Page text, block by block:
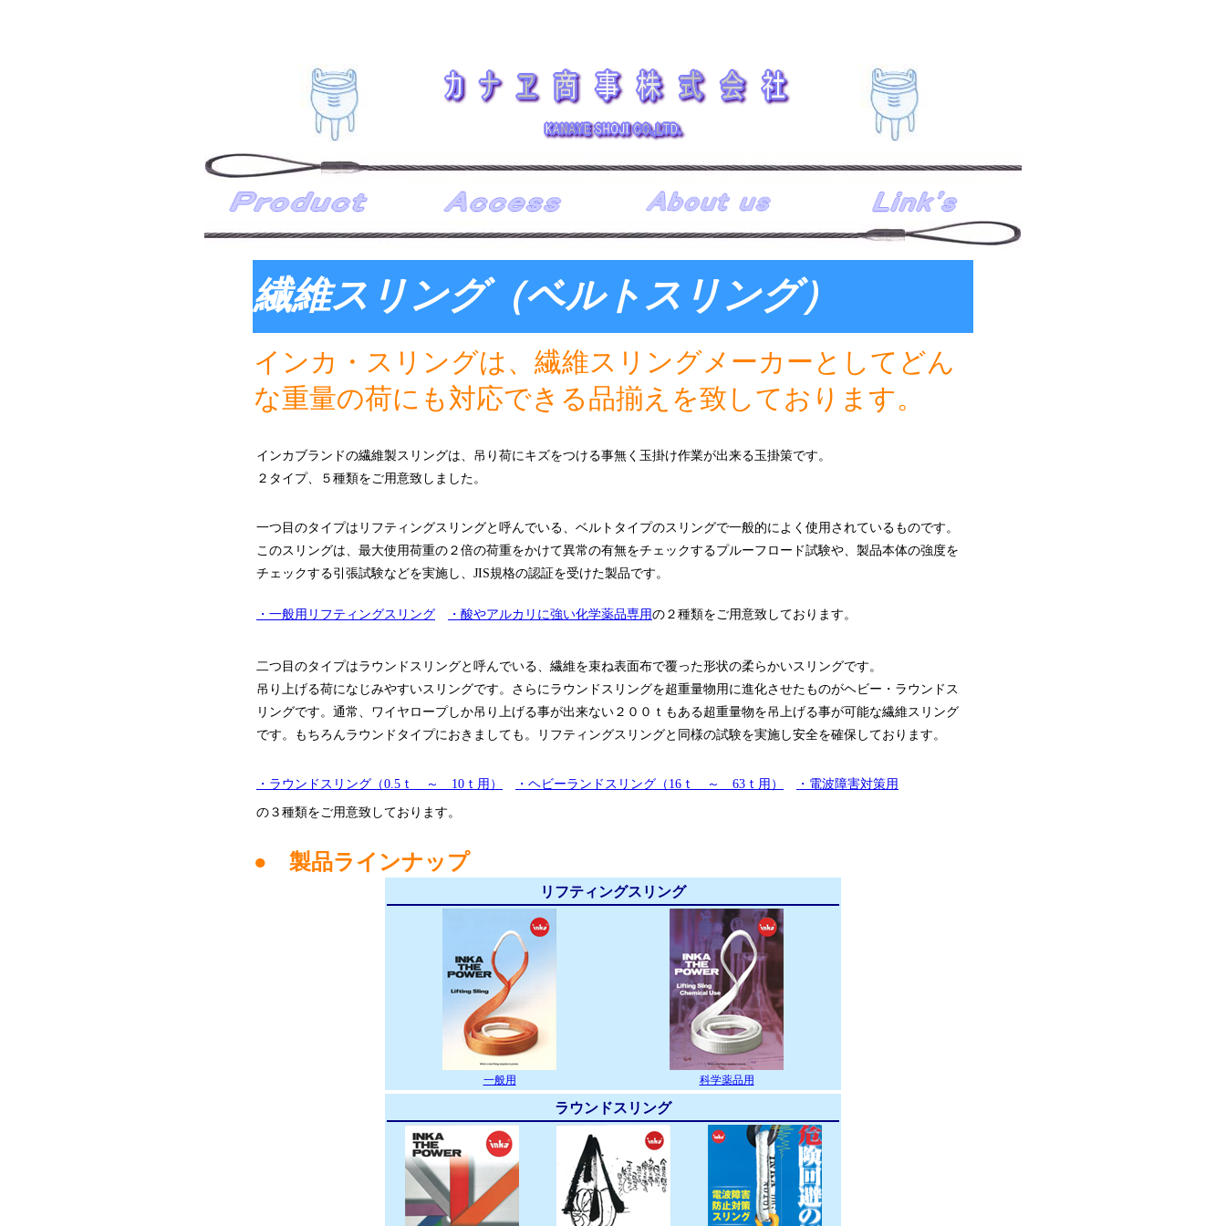
繊維スリング（ベルトスリング）
インカ・スリングは、繊維スリングメーカーとしてどん
な重量の荷にも対応できる品揃えを致しております。
インカブランドの繊維製スリングは、吊り荷にキズをつける事無く玉掛け作業が出来る玉掛策です。
２タイプ、５種類をご用意致しました。
一つ目のタイプはリフティングスリングと呼んでいる、ベルトタイプのスリングで一般的によく使用されているものです。
このスリングは、最大使用荷重の２倍の荷重をかけて異常の有無をチェックするプルーフロード試験や、製品本体の強度を
チェックする引張試験などを実施し、JIS規格の認証を受けた製品です。
・一般用リフティングスリング ・酸やアルカリに強い化学薬品専用の２種類をご用意致しております。
二つ目のタイプはラウンドスリングと呼んでいる、繊維を束ね表面布で覆った形状の柔らかいスリングです。
吊り上げる荷になじみやすいスリングです。さらにラウンドスリングを超重量物用に進化させたものがヘビー・ラウンドス
リングです。通常、ワイヤロープしか吊り上げる事が出来ない２００ｔもある超重量物を吊上げる事が可能な繊維スリング
です。もちろんラウンドタイプにおきましても。リフティングスリングと同様の試験を実施し安全を確保しております。
・ラウンドスリング（0.5ｔ ～ 10ｔ用） ・ヘビーランドスリング（16ｔ ～ 63ｔ用） ・電波障害対策用
の３種類をご用意致しております。
● 製品ラインナップ
リフティングスリング
一般用 科学薬品用
ラウンドスリング